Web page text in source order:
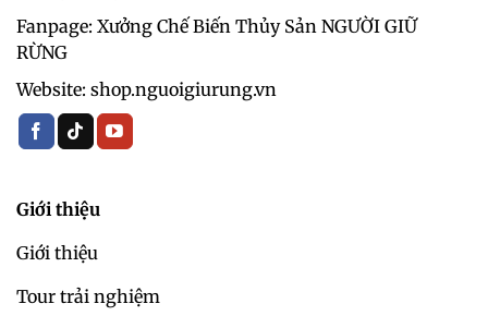
Fanpage: Xưởng Chế Biến Thủy Sản NGƯỜI GIỮ
RỪNG
Website: shop.nguoigiurung.vn
Giới thiệu
Giới thiệu
Tour trải nghiệm